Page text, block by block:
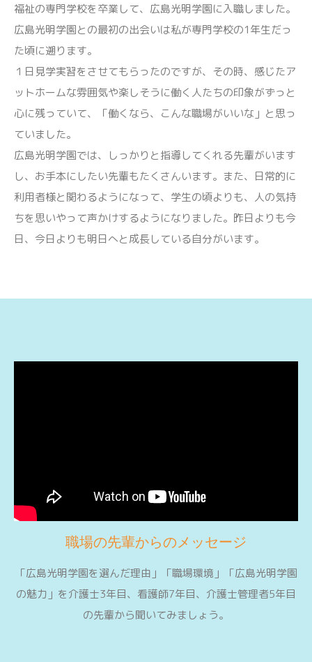
福祉の専門学校を卒業して、広島光明学園に入職しました。
広島光明学園との最初の出会いは私が専門学校の1年生だっ
た頃に遡ります。
１日見学実習をさせてもらったのですが、その時、感じたア
ットホームな雰囲気や楽しそうに働く人たちの印象がずっと
心に残っていて、「働くなら、こんな職場がいいな」と思っ
ていました。
広島光明学園では、しっかりと指導してくれる先輩がいます
し、お手本にしたい先輩もたくさんいます。また、日常的に
利用者様と関わるようになって、学生の頃よりも、人の気持
ちを思いやって声かけするようになりました。昨日よりも今
日、今日よりも明日へと成長している自分がいます。
職場の先輩からのメッセージ
「広島光明学園を選んだ理由」「職場環境」「広島光明学園
の魅力」を介護士3年目、看護師7年目、介護士管理者5年目
の先輩から聞いてみましょう。